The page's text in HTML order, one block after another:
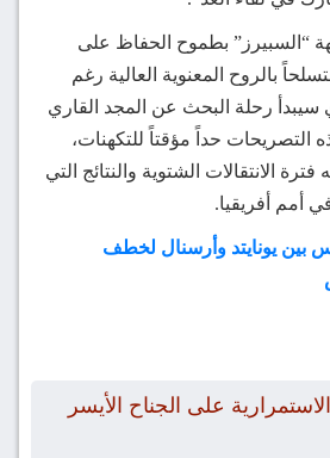
“السبيرز” بطموح الحفاظ على
بالروح المعنوية العالية رغم
سيبدأ رحلة البحث عن المجد القاري
حداً مؤقتاً للتكهنات،
الانتقالات الشتوية والنتائج التي
أمم أفريقيا.
بين يونايتد وأرسنال لخطف
على الجناح الأيسر